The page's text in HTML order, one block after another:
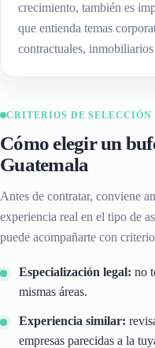
crecimiento, también es
que entienda temas
contractuales,
CRITERIOS DE SELECCIÓN
Cómo elegir un
Guatemala
Antes de contratar, conviene
experiencia real en el tipo de
puede acompañarte con
Especialización legal: no
mismas áreas.
Experiencia similar:
empresas parecidas a la